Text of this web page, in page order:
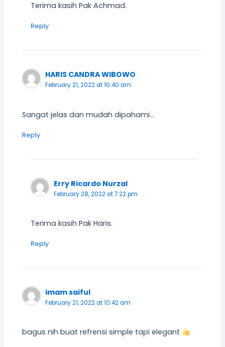
Terima kasih Pak Achmad.
Reply
HARIS CANDRA WIBOWO
February 21, 2022 at 10:40 am
Sangat jelas dan mudah dipahami…
Reply
Erry Ricardo Nurzal
February 28, 2022 at 7:22 pm
Terima kasih Pak Haris.
Reply
imam saiful
February 21, 2022 at 10:42 am
bagus nih buat refrensi simple tapi elegant